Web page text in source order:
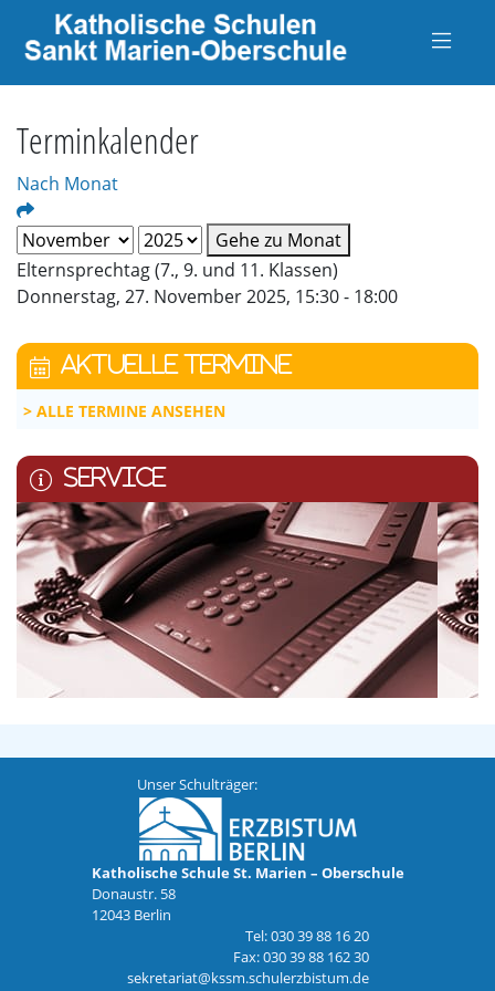
Terminkalender
Nach Monat
Gehe zu Monat
Elternsprechtag (7., 9. und 11. Klassen)
Donnerstag, 27. November 2025, 15:30 - 18:00
AKTUELLE TERMINE
ALLE TERMINE ANSEHEN
SERVICE
Unser Schulträger:
Katholische Schule St. Marien – Oberschule
Donaustr. 58
12043 Berlin
Tel: 030 39 88 16 20
Fax: 030 39 88 162 30
sekretariat@kssm.schulerzbistum.de